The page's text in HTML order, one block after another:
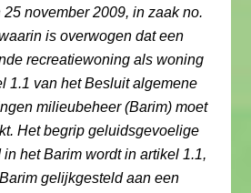
november 2009, in zaak no.
is overwogen dat een
recreatiewoning als woning
1.1 van het Besluit algemene
milieubeheer (Barim) moet
Het begrip geluidsgevoelige
het Barim wordt in artikel 1.1,
gelijkgesteld aan een